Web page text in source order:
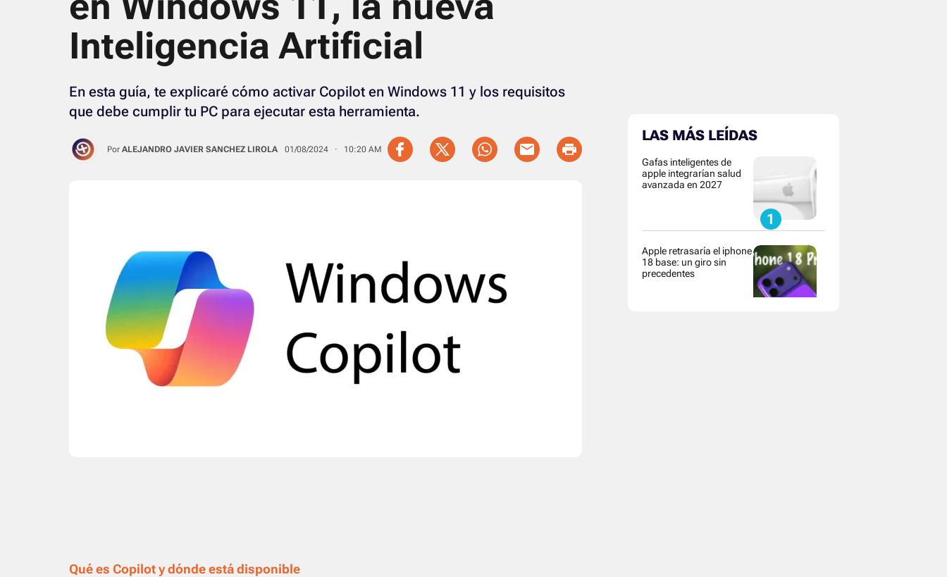
Inteligencia Artificial
En esta guía, te explicaré cómo activar Copilot en Windows 11 y los requisitos
que debe cumplir tu PC para ejecutar esta herramienta.
Por ALEJANDRO JAVIER SANCHEZ LIROLA 01/08/2024 · 10:20 AM
Qué es Copilot y dónde está disponible
LAS MÁS LEÍDAS
Gafas inteligentes de
apple integrarían salud
avanzada en 2027
Apple retrasaría el iphone
18 base: un giro sin
precedentes